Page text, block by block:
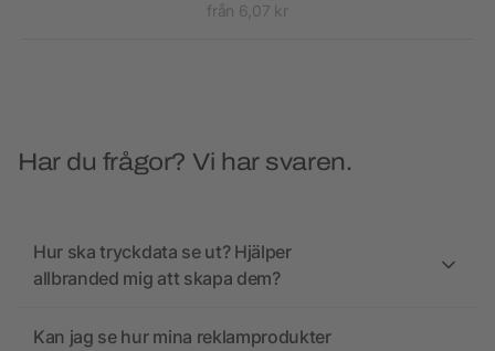
från 6,07 kr
Har du frågor? Vi har svaren.
Hur ska tryckdata se ut? Hjälper
allbranded mig att skapa dem?
Kan jag se hur mina reklamprodukter